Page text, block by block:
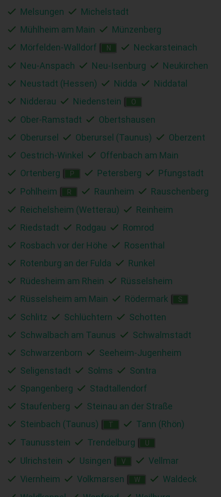
Melsungen
Michelstadt
Mühlheim am Main
Münzenberg
Mörfelden-Walldorf
N
Neckarsteinach
Neu-Anspach
Neu-Isenburg
Neukirchen
Neustadt (Hessen)
Nidda
Niddatal
Nidderau
Niedenstein O
Ober-Ramstadt
Obertshausen
Oberursel
Oberursel (Taunus)
Oberzent
Oestrich-Winkel
Offenbach am Main
Ortenberg
P Petersberg
Pfungstadt
Pohlheim
R Raunheim
Rauschenberg
Reichelsheim (Wetterau)
Reinheim
Riedstadt
Rodgau
Romrod
Rosbach vor der Höhe
Rosenthal
Rotenburg an der Fulda
Runkel
Rüdesheim am Rhein
Rüsselsheim
Rüsselsheim am Main
Rödermark S
Schlitz Schlüchtern
Schotten
Schwalbach am Taunus
Schwalmstadt
Schwarzenborn
Seeheim-Jugenheim
Seligenstadt
Solms
Sontra
Spangenberg
Stadtallendorf
Staufenberg
Steinau an der Straße
Steinbach (Taunus)
T
Tann (Rhön)
Taunusstein
Trendelburg U
Ulrichstein Usingen V
Vellmar
Viernheim
Volkmarsen W
Waldeck